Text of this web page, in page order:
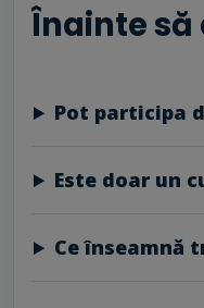
Înainte să
Pot participa
Este doar un
Ce înseamnă